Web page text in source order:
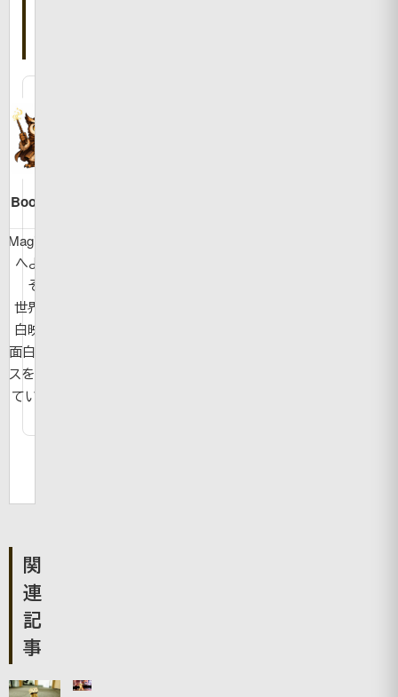
Bookman
MagicBook
へようこ
そ！
世界の面
白映像や
面白ニュー
スを紹介し
ています。
関
連
記
事